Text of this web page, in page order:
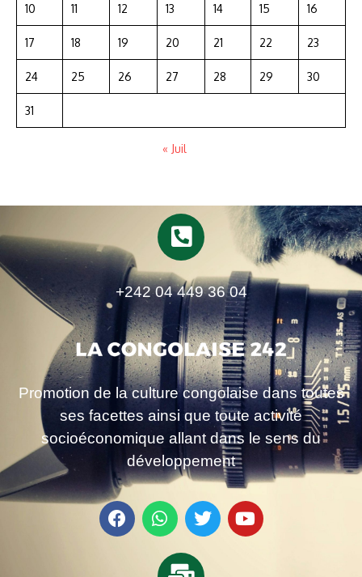
10 11 12 13 14 15 16
17 18 19 20 21 22 23
24 25 26 27 28 29 30
31
« Juil
+242 04 449 36 04
Promotion de la culture congolaise dans toutes
ses facettes ainsi que toute activité
socioéconomique allant dans le sens du
développement